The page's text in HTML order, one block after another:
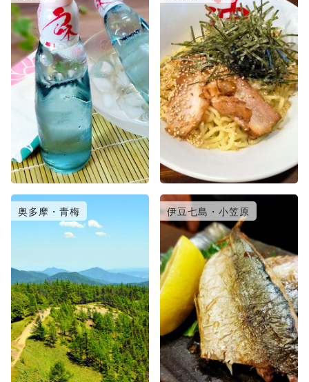
奥多摩・青梅 伊豆七島・小笠原